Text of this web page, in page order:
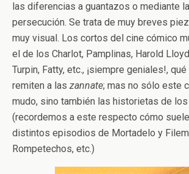
las diferencias a guantazos o mediante
persecución. Se trata de muy breves
muy visual. Los cortos del cine cómico
el de los Charlot, Pamplinas, Harold
Turpin, Fatty, etc., ¡siempre geniales!,
remiten a las zannate; mas no sólo este
mudo, sino también las historietas de
(recordemos a este respecto cómo
distintos episodios de Mortadelo y
Rompetechos, etc.)